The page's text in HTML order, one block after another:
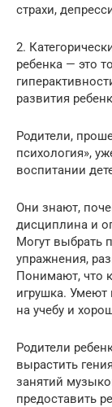
страхи,
2.
ребенка — это
развития
Родители,
психология»,
воспитании
Они знают,
дисциплина и
Могут выбрать
упражнения,
Понимают, что
игрушка. Умеют
на учебу и
Родители
вырастить
занятий
предоставить